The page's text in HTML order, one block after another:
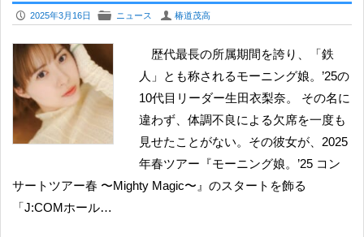
P 2025年3月16日 F ニュース U 椿道茂高
歴代最長の所属期間を誇り、「鉄
人」とも称されるモーニング娘。’25の
10代目リーダー生田衣梨奈。 その名に
違わず、体調不良による欠席を一度も
見せたことがない。その彼女が、2025
年春ツアー『モーニング娘。’25 コン
サートツアー春 〜Mighty Magic〜』のスタートを飾る
「J:COMホール…